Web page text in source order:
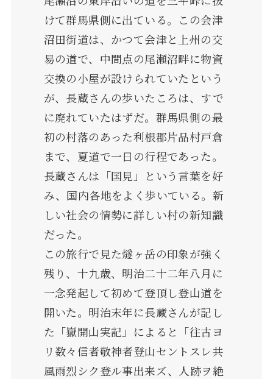
けて群馬県側に出ている。この会津
沼田街道は、かつて会津と上州の交
易の道で、中間点の尾瀬沼畔に物資
交換の小屋が設けられていたという
が、長蔵さんの歩いたころは、すで
に廃れていたはずだ。群馬県側の最
初の村落のあった利根郡片品村戸倉
まで、夏道で一日の行程であった。
長蔵さんは「国見」という言葉を好
み、国内各地をよく歩いている。新
しい社会の情勢に詳しい村の新知識
だった。
この旅行で見た燧ヶ岳の印象が強く
残り、十九歳、明治二十二年八月に
一念発起して初めて登頂し登山道を
開いた。明治末年に長蔵さんが記し
た「嶽開山実記」によると「往古ヨ
リ数々信者敬神者登山セントスレ共
風雨烈シク登ル事出来ズ、人跡ヲ絶